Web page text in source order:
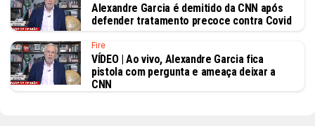
Alexandre Garcia é demitido da CNN após
defender tratamento precoce contra Covid
Fire
VÍDEO | Ao vivo, Alexandre Garcia fica
pistola com pergunta e ameaça deixar a
CNN